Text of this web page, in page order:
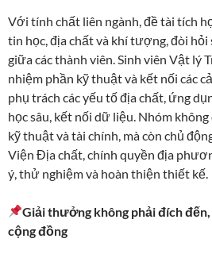
Với tính chất liên ngành, đề tài tích
tin học, địa chất và khí tượng, đòi
giữa các thành viên. Sinh viên Vật lý
nhiệm phần kỹ thuật và kết nối các
phụ trách các yếu tố địa chất, ứng
học sâu, kết nối dữ liệu. Nhóm
kỹ thuật và tài chính, mà còn chủ
Viện Địa chất, chính quyền địa
ý, thử nghiệm và hoàn thiện thiết kế.
Giải thưởng không phải đích
cộng đồng